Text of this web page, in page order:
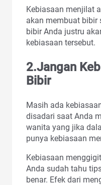
Kebiasaan menjilat
akan membuat bibir
bibir Anda justru
kebiasaan tersebut.
2.Jangan
Bibir
Masih ada
disadari saat Anda
wanita yang jika
punya kebiasaan
Kebiasaan
Anda sudah tahu
benar. Efek dari